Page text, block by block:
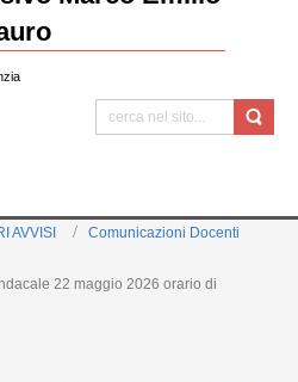
AVVISI Comunicazioni Docenti
22 maggio 2026 orario di